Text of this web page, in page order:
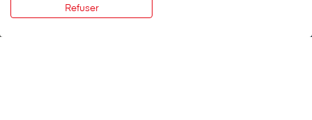
Refuser